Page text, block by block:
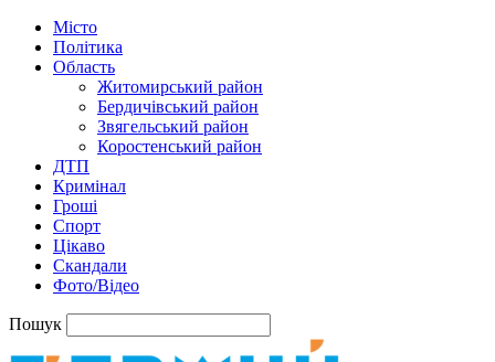
Місто
Політика
Область
Житомирський район
Бердичівський район
Звягельський район
Коростенський район
ДТП
Кримінал
Гроші
Спорт
Цікаво
Скандали
Фото/Відео
Пошук